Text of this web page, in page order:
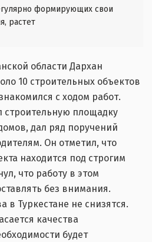
формирующих свои
растет
области Дархан
10 строительных объектов
с ходом работ.
строительную площадку
дал ряд поручений
Он отметил, что
находится под строгим
что работу в этом
без внимания.
в Туркестане не снизятся.
качества
будет